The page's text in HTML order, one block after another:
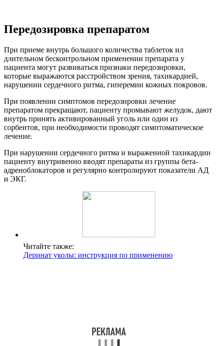
Передозировка препаратом
При приеме внутрь большого количества таблеток ил
длительном бесконтрольном применении препарата у
пациента могут развиваться признаки передозировки,
которые выражаются расстройством зрения, тахикардией,
нарушении сердечного ритма, гиперемии кожных покровов.
При появлении симптомов передозировки лечение
препаратом прекращают, пациенту промывают желудок, дают
внутрь принять активированный уголь или один из
сорбентов, при необходимости проводят симптоматическое
лечение.
При нарушении сердечного ритма и выраженной тахикардии
пациенту внутривенно вводят препараты из группы бета-
адреноблокаторов и регулярно контролируют показатели АД
и ЭКГ.
Читайте также:
Деринат уколы: инструкция по применению